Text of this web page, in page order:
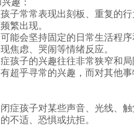
趣：
子常常表现出刻板、重复的
繁出现。
能会坚持固定的日常生活程
焦虑、哭闹等情绪反应。
孩子的兴趣往往非常狭窄和
超乎寻常的兴趣，而对其他
症孩子对某些声音、光线、
不适、恐惧或抗拒。